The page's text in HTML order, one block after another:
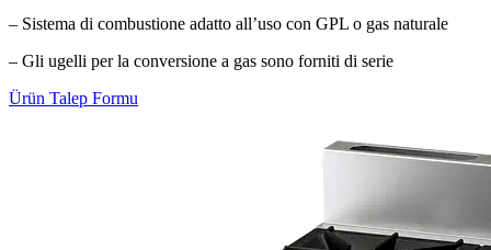
– Sistema di combustione adatto all’uso con GPL o gas naturale
– Gli ugelli per la conversione a gas sono forniti di serie
Ürün Talep Formu